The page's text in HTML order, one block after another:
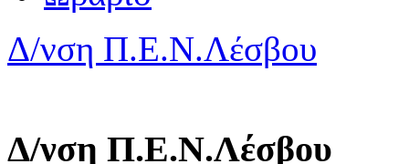
Δ/νση Π.Ε.Ν.Λέσβου
Δ/νση Π.Ε.Ν.Λέσβου